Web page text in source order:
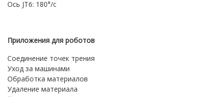
Ось JT6: 180°/с
Приложения для роботов
Соединение точек трения
Уход за машинами
Обработка материалов
Удаление материала